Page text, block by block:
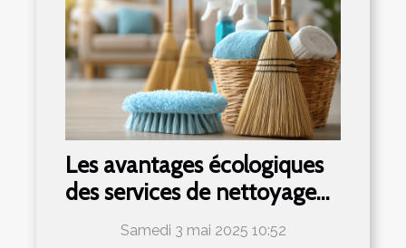
Les avantages écologiques
des services de nettoyage
et débarras professionnels
Samedi 3 mai 2025 10:52